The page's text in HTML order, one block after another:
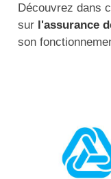
Découvrez dans
sur l'assurance
son